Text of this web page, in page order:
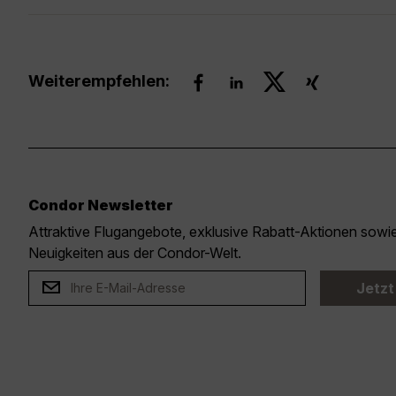
Weiterempfehlen:
Condor Newsletter
Attraktive Flugangebote, exklusive Rabatt-Aktionen
Neuigkeiten aus der Condor-Welt.
Jetzt